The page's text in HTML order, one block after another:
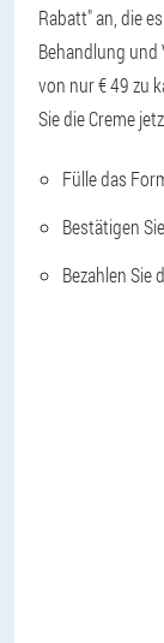
Rabatt" an, die
Behandlung
von nur € 49 zu
Sie die Creme
Fülle das
Bestätigen
Bezahlen Sie